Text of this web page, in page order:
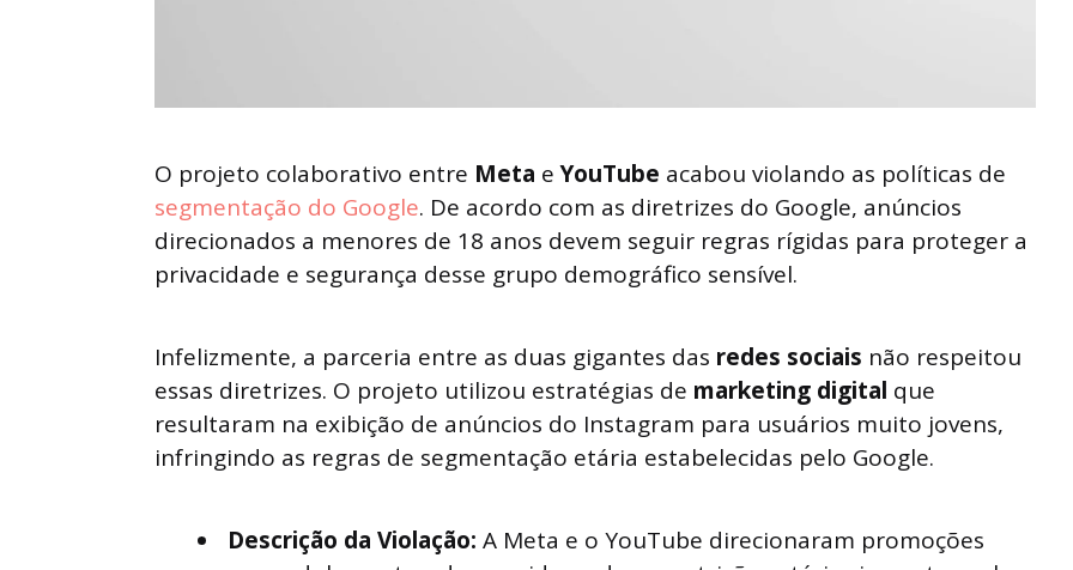
O projeto colaborativo entre Meta eYouTube acabou violando as políticas de
segmentação do Google. De acordo com as diretrizes do Google, anúncios
direcionados a menores de 18 anos devem seguir regras rígidas para proteger a
privacidade e segurança desse grupo demográfico sensível.
Infelizmente, a parceria entre as duas gigantes das redes sociais não respeitou
essas diretrizes. O projeto utilizou estratégias de marketing digital que
resultaram na exibição de anúncios do Instagram para usuários muito jovens,
infringindo as regras de segmentação etária estabelecidas pelo Google.
Descrição da Violação: A Meta e o YouTube direcionaram promoções